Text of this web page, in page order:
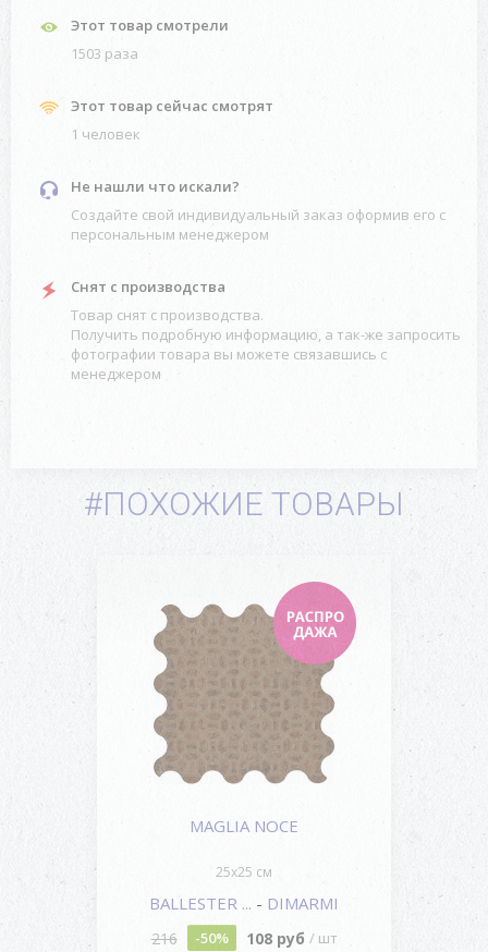
Этот товар смотрели
1503 разa
Этот товар сейчас смотрят
1 человек
Не нашли что искали?
Создайте свой индивидуальный заказ оформив его с
персональным менеджером
Снят с производства
Товар снят с производства.
Получить подробную информацию, а так-же запросить
фотографии товара вы можете связавшись с
менеджером
#ПОХОЖИЕ ТОВАРЫ
MAGLIA NOCE
25x25 см
BALLESTER ... - DIMARMI
216 -50% 108 руб / шт